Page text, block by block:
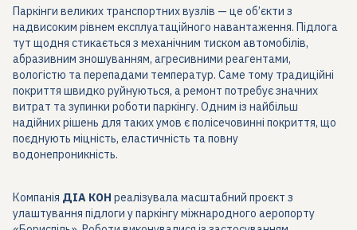
Паркінги великих транспортних вузлів — це об’єкти з
надвисоким рівнем експлуатаційного навантаження. Підлога
тут щодня стикається з механічним тиском автомобілів,
абразивним зношуванням, агресивними реагентами,
вологістю та перепадами температур. Саме тому традиційні
покриття швидко руйнуються, а ремонт потребує значних
витрат та зупинки роботи паркінгу. Одним із найбільш
надійних рішень для таких умов є полісечовинні покриття, що
поєднують міцність, еластичність та повну
водонепроникність.
Компанія ДІА КОН реалізувала масштабний проєкт з
улаштування підлоги у паркінгу міжнародного аеропорту